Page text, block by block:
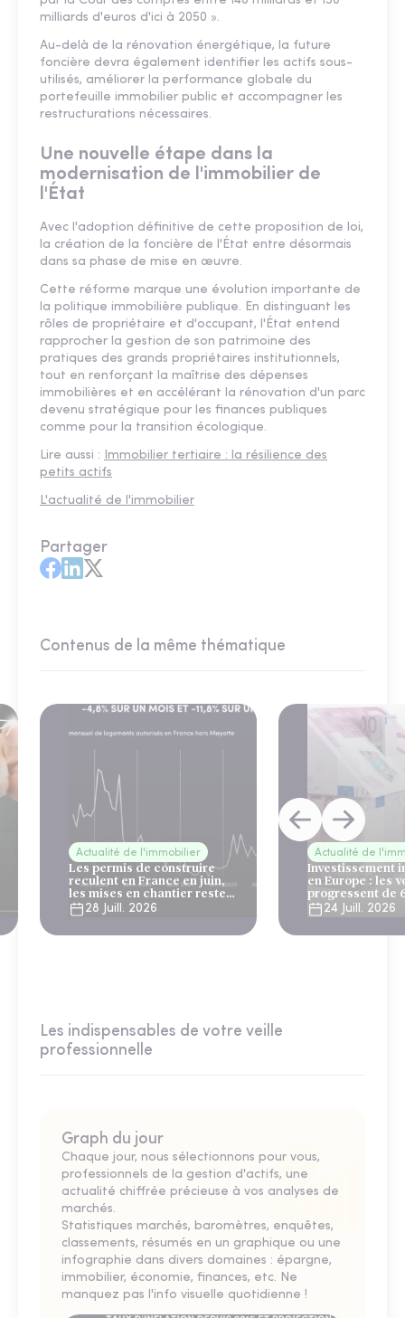
milliards d'euros d'ici à 2050 ».
Au-delà de la rénovation énergétique, la future
foncière devra également identifier les actifs sous-
utilisés, améliorer la performance globale du
portefeuille immobilier public et accompagner les
restructurations nécessaires.
Une nouvelle étape dans la
modernisation de l'immobilier de
l'État
Avec l'adoption définitive de cette proposition de loi,
la création de la foncière de l'État entre désormais
dans sa phase de mise en œuvre.
Cette réforme marque une évolution importante de
la politique immobilière publique. En distinguant les
rôles de propriétaire et d'occupant, l'État entend
rapprocher la gestion de son patrimoine des
pratiques des grands propriétaires institutionnels,
tout en renforçant la maîtrise des dépenses
immobilières et en accélérant la rénovation d'un parc
devenu stratégique pour les finances publiques
comme pour la transition écologique.
Lire aussi : Immobilier tertiaire : la résilience des
petits actifs
L'actualité de l'immobilier
Partager
Contenus de la même thématique
Actualité de l'immobilier
Les permis de construire
reculent en France en juin,
les mises en chantier restent
solides
28 Juill. 2026
Actualité de
Investissement
en Europe : les
progressent de
24 Juill. 2026
Les indispensables de votre veille
professionnelle
Graph du jour
Chaque jour, nous sélectionnons pour vous,
professionnels de la gestion d'actifs, une
actualité chiffrée précieuse à vos analyses de
marchés.
Statistiques marchés, baromètres, enquêtes,
classements, résumés en un graphique ou une
infographie dans divers domaines : épargne,
immobilier, économie, finances, etc. Ne
manquez pas l'info visuelle quotidienne !